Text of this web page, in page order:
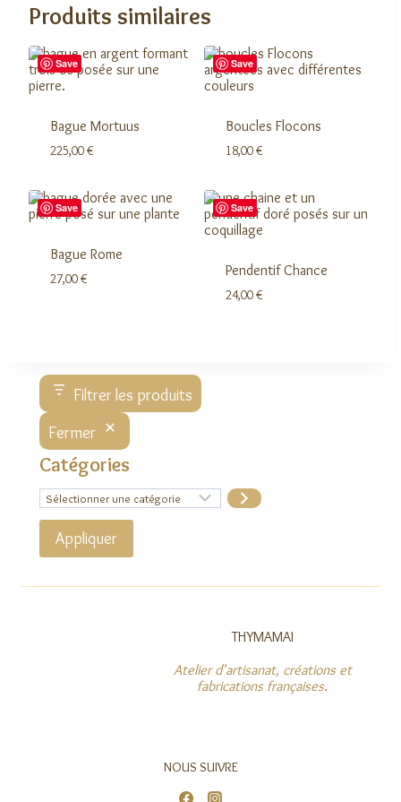
Produits similaires
Save
Bague Mortuus
225,00€
Save
Boucles Flocons
18,00€
Save
Bague Rome
27,00€
Save
Pendentif Chance
24,00€
Filtrer les produits
Fermer
Catégories
Sélectionner
une
catégorie
Appliquer
THYMAMAI
Atelier d'artisanat, créations et
fabrications françaises.
NOUS SUIVRE